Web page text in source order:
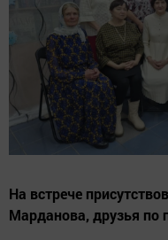
На встрече
Марданова, друзья по